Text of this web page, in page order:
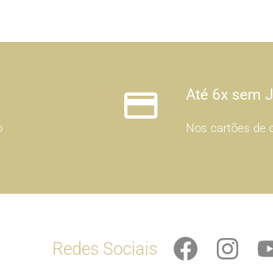
Até 6x sem
Nos cartões de
Redes Sociais
F
a
I
n